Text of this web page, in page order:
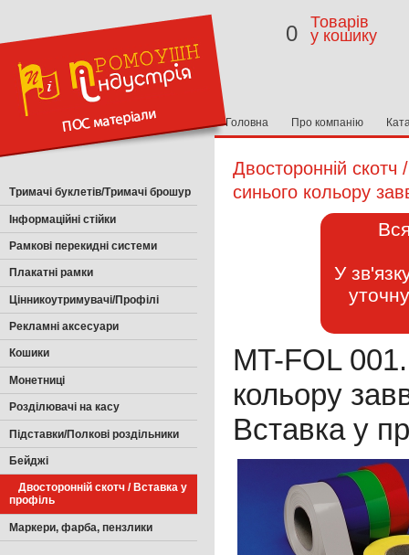
Тримачі буклетів/Тримачі брошур
Інформаційні стійки
Рамкові перекидні системи
Плакатні рамки
Цінникоутримувачі/Профілі
Рекламні аксесуари
Кошики
Монетниці
Розділювачі на касу
Підставки/Полкові роздільники
Бейджі
Двосторонній скотч / Вставка у
профіль
Маркери, фарба, пензлики
0Товарів
у кошику
Головна Про компанію
Двосторонній скотч
синього кольору
У
MT-FOL
кольору
Вставка у